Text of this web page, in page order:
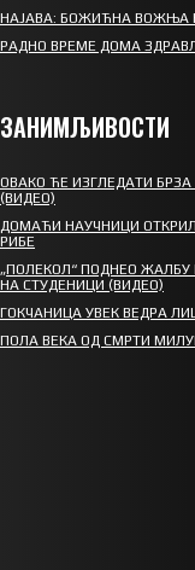
НАЈАВА: БОЖИЋНА ВОЖЊА
РАДНО ВРЕМЕ ДОМА
ЗАНИМЉИВОСТИ
ОВАКО ЋЕ ИЗГЛЕДАТИ
(ВИДЕО)
ДОМАЋИ НАУЧНИЦИ
РИБЕ
„ПОЛЕКОЛ“ ПОДНЕО ЖАЛБУ
НА СТУДЕНИЦИ (ВИДЕО)
ГОКЧАНИЦА УВЕК ВЕДРА
ПОЛА ВЕКА ОД СМРТИ